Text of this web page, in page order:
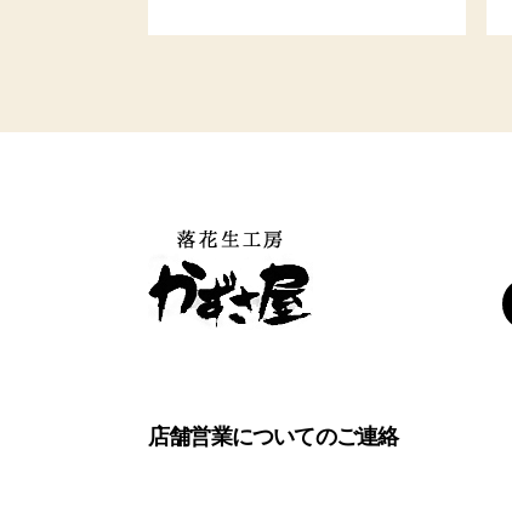
店舗営業についてのご連絡